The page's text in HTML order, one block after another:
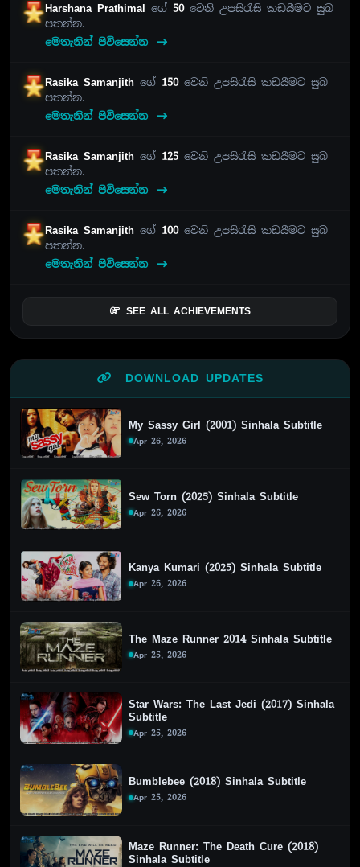
Harshana Prathimal ගේ 50වෙනි උපසිරැසි කඩයීමට සුබ
පතන්න.
මෙතැනින් පිවිසෙන්න
Rasika Samanjithගේ 150වෙනි උපසිරැසි කඩයීමට සුබ
පතන්න.
මෙතැනින් පිවිසෙන්න
Rasika Samanjithගේ 125 වෙනි උපසිරැසි කඩයීමට සුබ
පතන්න.
මෙතැනින් පිවිසෙන්න
Rasika Samanjithගේ 100වෙනි උපසිරැසි කඩයීමට සුබ
පතන්න.
මෙතැනින් පිවිසෙන්න
SEE ALL ACHIEVEMENTS
DOWNLOAD UPDATES
My Sassy Girl (2001) Sinhala Subtitle
Apr 26, 2026
Sew Torn (2025) Sinhala Subtitle
Apr 26, 2026
Kanya Kumari (2025) Sinhala Subtitle
Apr 26, 2026
The Maze Runner 2014 Sinhala Subtitle
Apr 25, 2026
Star Wars: The Last Jedi (2017) Sinhala
Subtitle
Apr 25, 2026
Bumblebee (2018) Sinhala Subtitle
Apr 25, 2026
Maze Runner: The Death Cure (2018)
Sinhala Subtitle